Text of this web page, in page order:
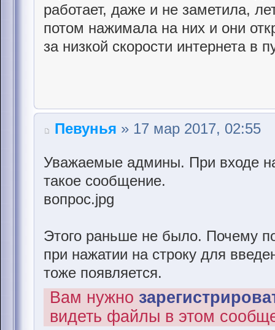
работает, даже и не заметила,
потом нажимала на них и они
за низкой скорости интернета в
Певунья » 17 мар 2017, 02:55
Уважаемые админы. При входе
такое сообщение.
вопрос.jpg
Этого раньше не было. Почему
при нажатии на строку для
тоже появляется.
Вам нужно
видеть файлы в этом